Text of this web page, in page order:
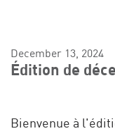
December 13, 2024
Édition de
Bienvenue à